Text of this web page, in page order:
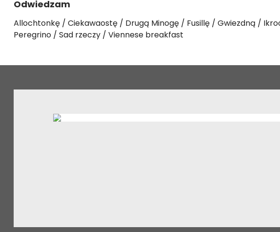
Odwiedzam
Allochtonkę Ciekawaostę Drugą Minogę Fusillę Gwiezdną
Peregrino
Sad rzeczy Viennese breakfast